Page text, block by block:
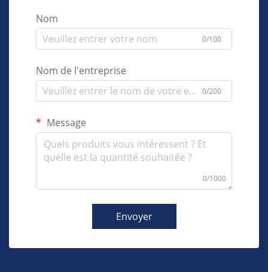
Nom
0/100
Nom de l'entreprise
0/200
Message
0/1000
Envoyer